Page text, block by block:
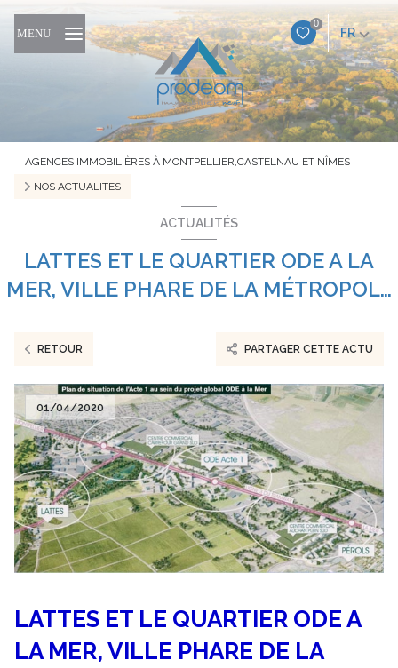
0
FR
MENU
AGENCES IMMOBILIÈRES À MONTPELLIER,CASTELNAU ET NÎMES
NOS ACTUALITES
ACTUALITÉS
LATTES ET LE QUARTIER ODE A LA
MER, VILLE PHARE DE LA MÉTROPOLE
RETOUR PARTAGER CETTE ACTU
01/04/2020
LATTES ET LE QUARTIER ODE A
LA MER, VILLE PHARE DE LA